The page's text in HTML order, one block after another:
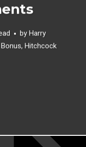
by Harry
Bonus, Hitchcock